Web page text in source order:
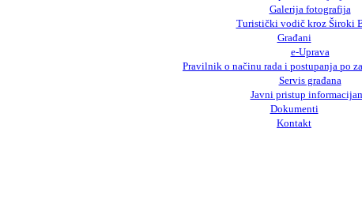
Galerija fotografija
Turistički vodič kroz Široki
Građani
e-Uprava
Pravilnik o načinu rada i postupanja po
Servis građana
Javni pristup
Dokumenti
Kontakt